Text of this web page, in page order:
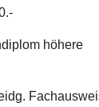
höhere